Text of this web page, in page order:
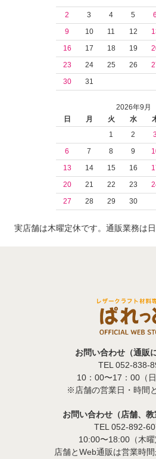
2
3 4 5 6
9
10 11 12
16
17 18 19
23
24 25 26
30
31
2026年9月
日
月 火 水
1
2 3
6
7 8 9
13
14 15 16
20
21 22 23
27
28 29 30
実店舗は木曜定休です。通販業務は日
お問い合わせ（通販
TEL 052-838-
10：00〜17：00（日
※店舗の営業日・時間
お問い合わせ（店舗、教
TEL 052-892-
10:00〜18:00（木曜
店舗とWeb通販は営業時間